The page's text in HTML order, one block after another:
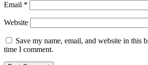
Email *
Website
Save my name, email, and website in this
time I comment.